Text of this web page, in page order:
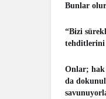
Bunlar
“Bizi
tehditlerini
Onlar; hak
da